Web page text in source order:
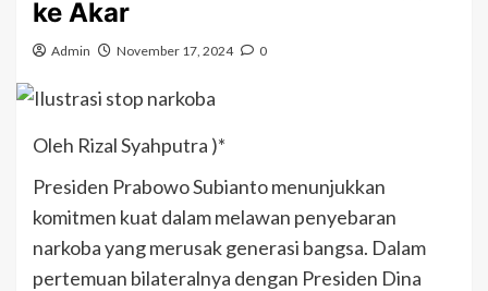
ke Akar
Admin November 17, 2024 0
Oleh Rizal Syahputra )*
Presiden Prabowo Subianto menunjukkan
komitmen kuat dalam melawan penyebaran
narkoba yang merusak generasi bangsa. Dalam
pertemuan bilateralnya dengan Presiden Dina